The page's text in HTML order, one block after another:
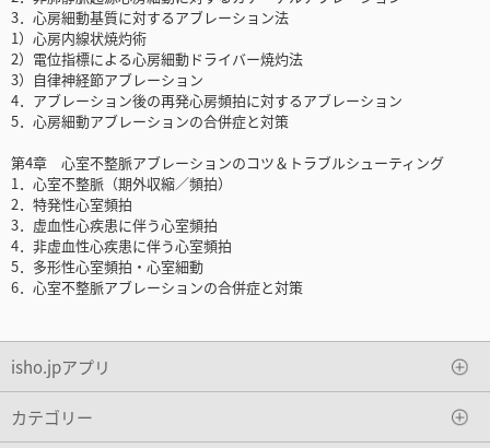
3．心房細動基質に対するアブレーション法
1）心房内線状焼灼術
2）電位指標による心房細動ドライバー焼灼法
3）自律神経節アブレーション
4．アブレーション後の再発心房頻拍に対するアブレーション
5．心房細動アブレーションの合併症と対策
第4章 心室不整脈アブレーションのコツ＆トラブルシューティング
1．心室不整脈（期外収縮／頻拍）
2．特発性心室頻拍
3．虚血性心疾患に伴う心室頻拍
4．非虚血性心疾患に伴う心室頻拍
5．多形性心室頻拍・心室細動
6．心室不整脈アブレーションの合併症と対策
isho.jpアプリ
カテゴリー